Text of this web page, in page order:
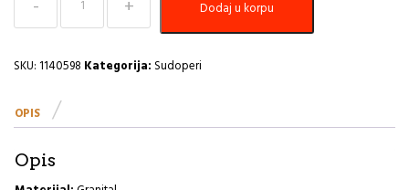
1000x500
Cadit
G91-
A
Dodaj u korpu
SKU: 1140598 Kategorija: Sudoperi
OPIS
Opis